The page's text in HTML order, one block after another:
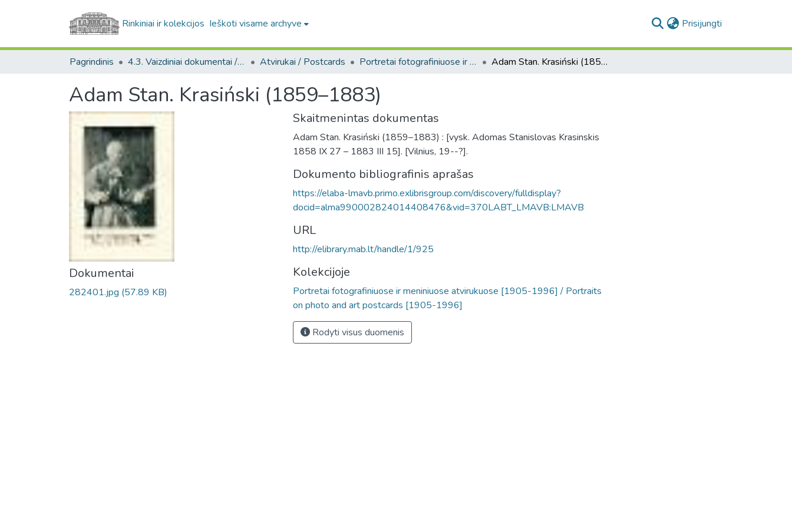
Rinkiniai ir kolekcijos Ieškoti visame archyve Prisijungti
Pagrindinis 4.3. Vaizdiniai dokumentai / Visual documents Atvirukai / Postcards Portretai fotografiniuose ir meniniuose atvirukuose [1905-1996] / Portraits on photo and art postcards [1905-1996] Adam Stan. Krasiński (1859–1883)
Adam Stan. Krasiński (1859–1883)
Dokumentai
282401.jpg (57.89 KB)
Skaitmenintas dokumentas
Adam Stan. Krasiński (1859–1883) : [vysk. Adomas Stanislovas Krasinskis
1858 IX 27 – 1883 III 15]. [Vilnius, 19--?].
Dokumento bibliografinis aprašas
https://elaba-lmavb.primo.exlibrisgroup.com/discovery/fulldisplay?
docid=alma990002824014408476&vid=370LABT_LMAVB:LMAVB
URL
http://elibrary.mab.lt/handle/1/925
Kolekcijoje
Portretai fotografiniuose ir meniniuose atvirukuose [1905-1996] / Portraits
on photo and art postcards [1905-1996]
Rodyti visus duomenis